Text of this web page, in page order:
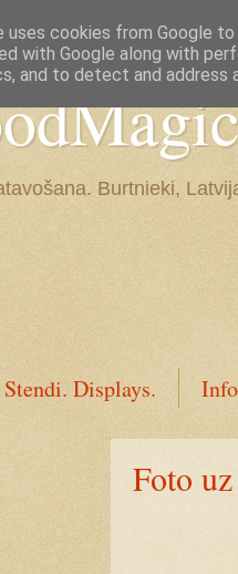
Burtnieki,
Stendi. Displays.
Foto
uses cookies from Google
with Google along with
and to detect and address